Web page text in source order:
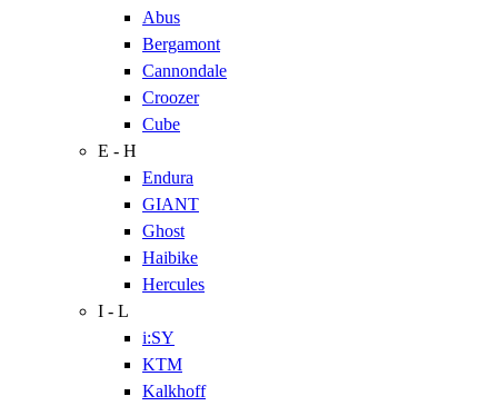
Abus
Bergamont
Cannondale
Croozer
Cube
E - H
Endura
GIANT
Ghost
Haibike
Hercules
I - L
i:SY
KTM
Kalkhoff